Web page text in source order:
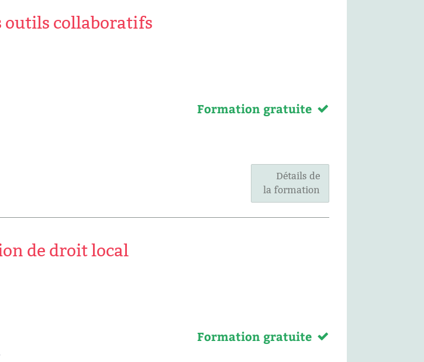
outils collaboratifs
Formation gratuite
Détails de
la formation
de droit local
Formation gratuite